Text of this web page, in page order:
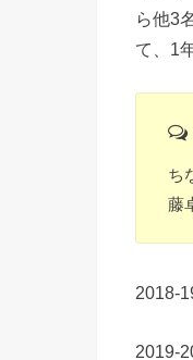
ら他3
て、1
ち
藤
2018-
2019-